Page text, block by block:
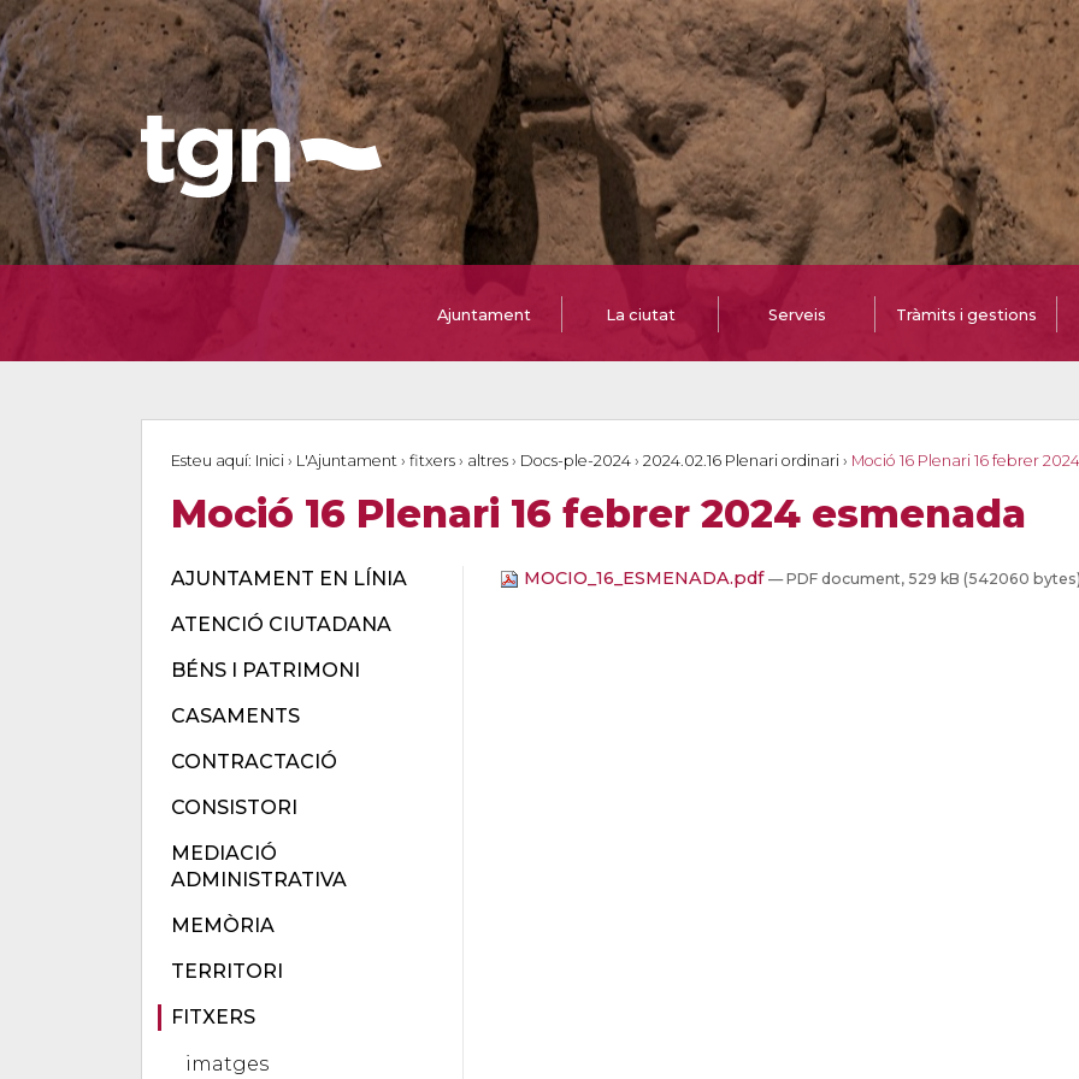
Ajuntament La ciutat Serveis Tràmits i gestions
Esteu aquí: Inici › L'Ajuntament › fitxers › altres › Docs-ple-2024 › 2024.02.16 Plenari ordinari › Moció 16 Plenari 16 febrer
Moció 16 Plenari 16 febrer 2024 esmenada
AJUNTAMENT EN LÍNIA
ATENCIÓ CIUTADANA
BÉNS I PATRIMONI
CASAMENTS
CONTRACTACIÓ
CONSISTORI
MEDIACIÓ
ADMINISTRATIVA
MEMÒRIA
TERRITORI
FITXERS
imatges
MOCIO_16_ESMENADA.pdf — PDF document, 529 kB (542060